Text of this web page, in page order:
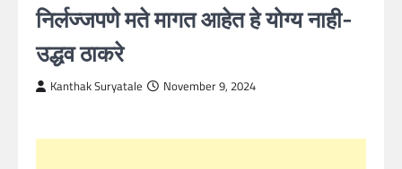
निर्लज्जपणे मते मागत आहेत हे योग्य नाही-
उद्धव ठाकरे
Kanthak Suryatale November 9, 2024